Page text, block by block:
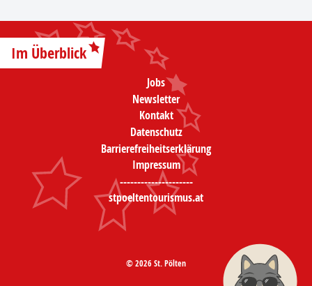
Im Überblick
Jobs
Newsletter
Kontakt
Datenschutz
Barrierefreiheitserklärung
Impressum
---------------------
stpoeltentourismus.at
© 2026 St. Pölten